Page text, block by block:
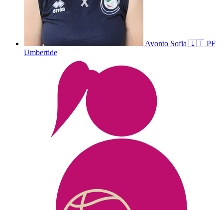
Avonto Sofia 🇮🇹 PF
Umbertide